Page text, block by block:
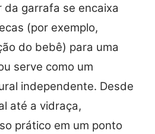
garrafa se encaixa
(por exemplo,
do bebê) para uma
serve como um
independente. Desde
até a vidraça,
prático em um ponto